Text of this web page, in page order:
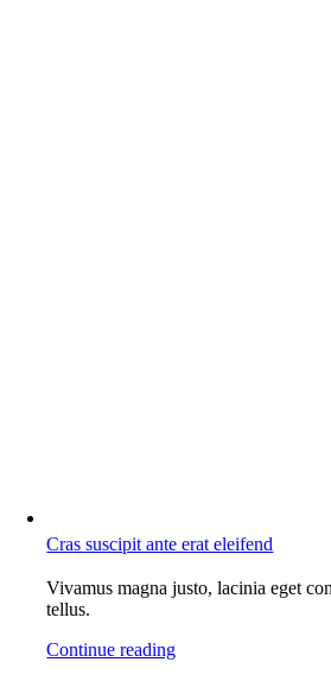
Cras suscipit ante erat eleifend
Vivamus magna justo, lacinia eget
tellus.
Continue reading